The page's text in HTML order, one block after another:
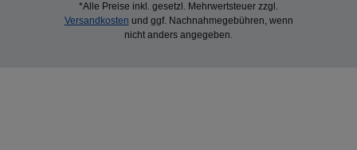
*Alle Preise inkl. gesetzl. Mehrwertsteuer zzgl.
Versandkosten und ggf. Nachnahmegebühren, wenn
nicht anders angegeben.